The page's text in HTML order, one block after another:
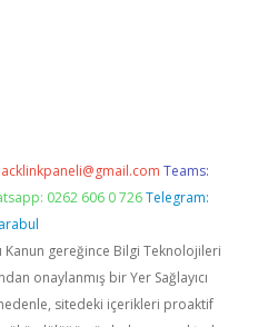
Teams:
0262 606 0 726 Telegram:
Kanun gereğince Bilgi Teknolojileri
onaylanmış bir Yer Sağlayıcı
sitedeki içerikleri proaktif